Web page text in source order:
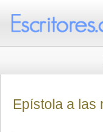
Epístola a las